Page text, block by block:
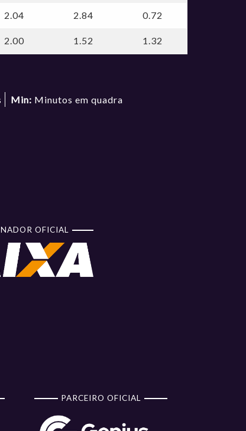
2.04 2.84 0.72
2.00 1.52 1.32
Min: Minutos em quadra
OFICIAL
PARCEIRO OFICIAL